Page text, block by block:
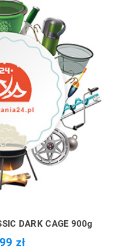
DARK CAGE 900g
zł